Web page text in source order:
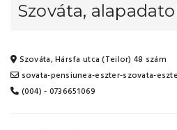
Szováta,
Szováta, Hársfa utca (Teilor) 48 szám
sovata-pensiunea-eszter-szovata-
(004) - 0736651069